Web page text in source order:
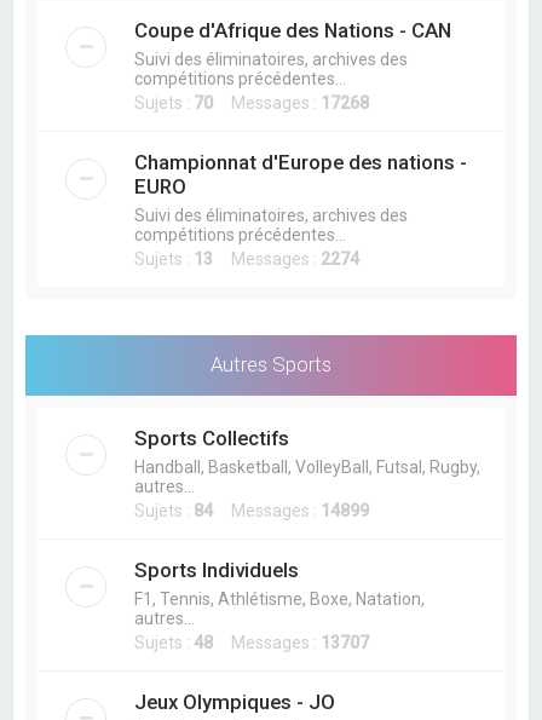
Coupe d'Afrique des Nations - CAN
Suivi des éliminatoires, archives des
compétitions précédentes...
Sujets : 70 Messages : 17268
Championnat d'Europe des nations -
EURO
Suivi des éliminatoires, archives des
compétitions précédentes...
Sujets : 13 Messages : 2274
Autres Sports
Sports Collectifs
Handball, Basketball, VolleyBall, Futsal, Rugby,
autres...
Sujets : 84 Messages : 14899
Sports Individuels
F1, Tennis, Athlétisme, Boxe, Natation,
autres...
Sujets :48 Messages : 13707
Jeux Olympiques - JO